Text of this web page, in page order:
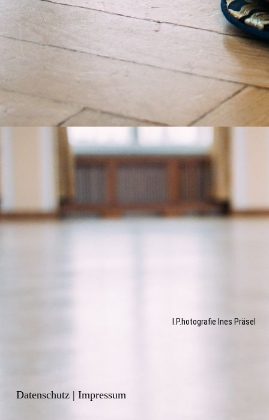
I.P.hotografie Ines Präsel
Daten­schutz |Impressum